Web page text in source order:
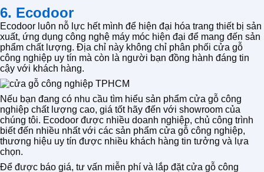
6. Ecodoor
Ecodoor luôn nỗ lực hết mình để hiện đại hóa trang thiết bị sản
xuất, ứng dụng công nghệ máy móc hiện đại để mang đến sản
phẩm chất lượng. Địa chỉ này không chỉ phân phối cửa gỗ
công nghiệp uy tín mà còn là người bạn đồng hành đáng tin
cậy với khách hàng.
Nếu bạn đang có nhu cầu tìm hiểu sản phẩm cửa gỗ công
nghiệp chất lượng cao, giá tốt hãy đến với showroom của
chúng tôi. Ecodoor được nhiều doanh nghiệp, chủ công trình
biết đến nhiều nhất với các sản phẩm cửa gỗ công nghiệp,
thương hiệu uy tín được nhiều khách hàng tin tưởng và lựa
chọn.
Để được báo giá, tư vấn miễn phí và lắp đặt cửa gỗ công